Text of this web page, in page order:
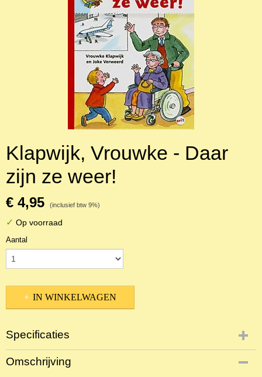
Klapwijk, Vrouwke - Daar
zijn ze weer!
€ 4,95 (inclusief btw 9%)
✓ Op voorraad
Aantal
IN WINKELWAGEN
Specificaties
Productcode
NBKJ-2119
Omschrijving